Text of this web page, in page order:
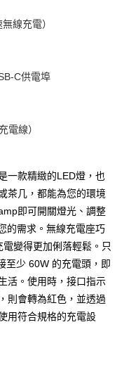
業銀行
業銀行
台灣）商業銀行
際商業銀行
際商業銀行
業銀行
線充電）
C供電埠
電線）
一款精緻的LED燈，也
茶几，都能為您的環境
即可開關燈光、調整
的需求。無線充電座巧
變得更加俐落輕鬆。只
至少 60W 的充電頭，即
活。使用時，接口指示
則會轉為紅色，並透過
用符合規格的充電設